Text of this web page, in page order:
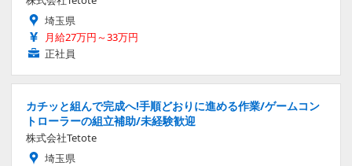
埼玉県
月給27万円～33万円
正社員
カチッと組んで完成へ!手順どおりに進める作業/ゲームコン
トローラーの組立補助/未経験歓迎
株式会社Tetote
埼玉県